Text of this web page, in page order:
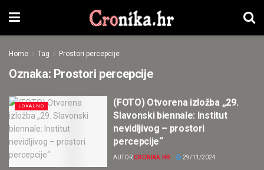
Home Tag Prostori percepcije
Oznaka: Prostori percepcije
LOKALNO
(FOTO) Otvorena izložba „29.
Slavonski biennale: Institut
nevidljivog – prostori
percepcije“
AUTORCRONIKA.HR 29/11/2024